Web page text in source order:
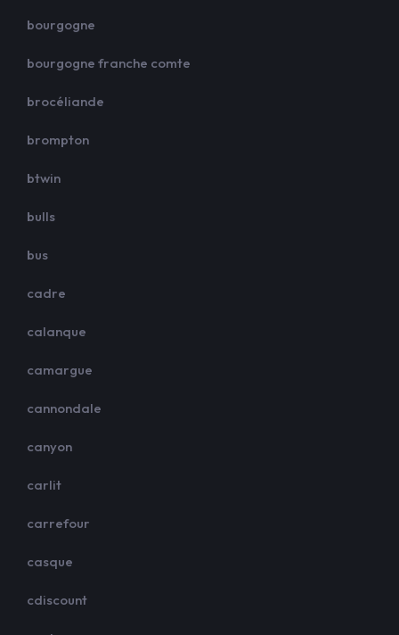
bourgogne
bourgogne franche comte
brocéliande
brompton
btwin
bulls
bus
cadre
calanque
camargue
cannondale
canyon
carlit
carrefour
casque
cdiscount